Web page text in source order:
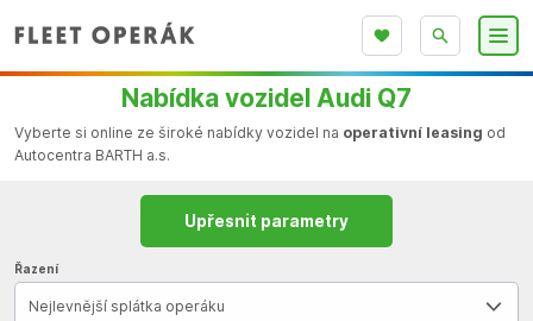
Nabídka vozidel Audi Q7
Vyberte si online ze široké nabídky vozidel na operativní leasing od
Autocentra BARTH a.s.
Upřesnit parametry
Řazení
Nejlevnější splátka operáku